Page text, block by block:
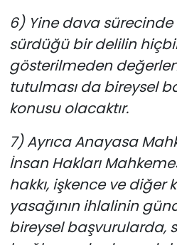
6) Yine dava
sürdüğü bir delilin
gösterilmeden
tutulması da bireysel
konusu olacaktır.
7) Ayrıca Anayasa
İnsan Hakları
hakkı, işkence ve
yasağının ihlalinin
bireysel başvurularda,